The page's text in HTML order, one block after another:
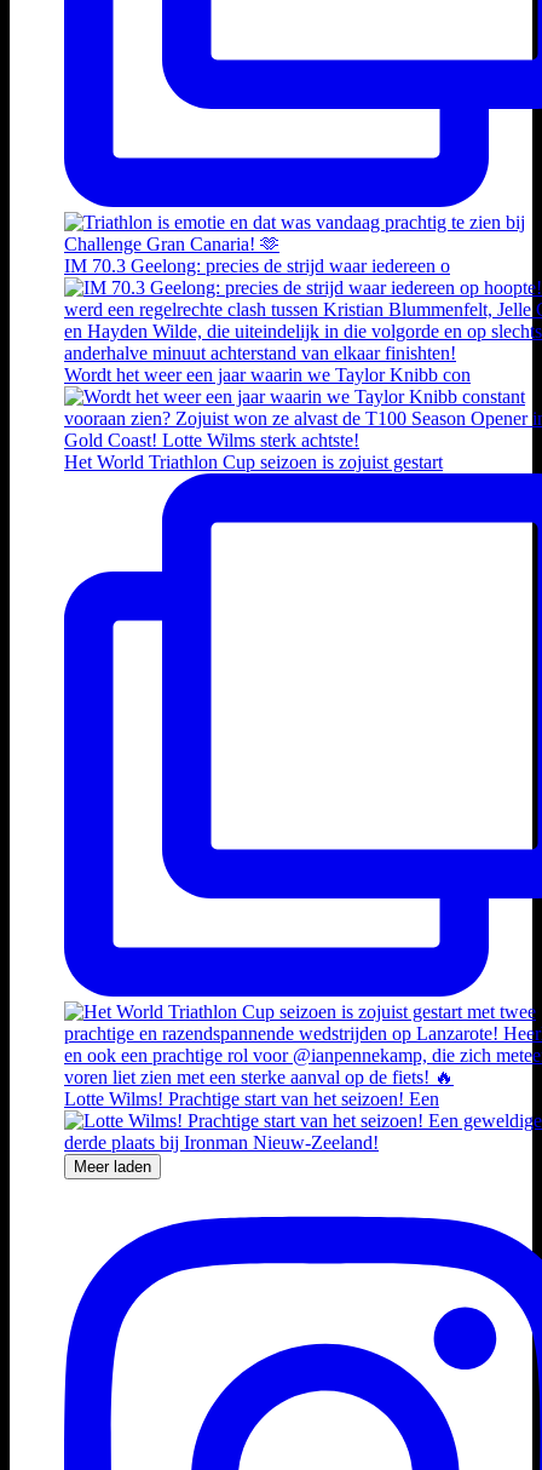
IM 70.3 Geelong: precies de strijd waar iedereen o
Wordt het weer een jaar waarin we Taylor Knibb con
Het World Triathlon Cup seizoen is zojuist gestart
Lotte Wilms! Prachtige start van het seizoen! Een
Meer laden